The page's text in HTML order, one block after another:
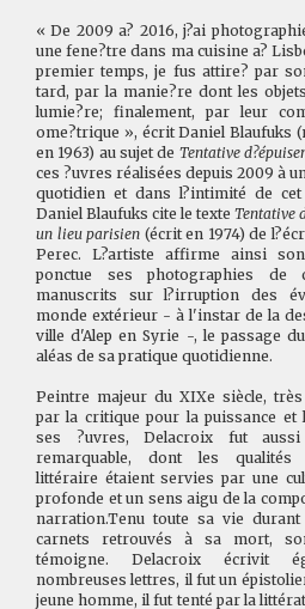
« De 2009 a? 2016, j?ai
une fene?tre dans ma cuisine a?
premier temps, je fus attire? par
tard, par la manie?re dont les
lumie?re; finalement, par leur
ome?trique », écrit Daniel Blaufuks
en 1963) au sujet de Tentative
ces ?uvres réalisées depuis 2009 à
quotidien et dans l?intimité de cet
Daniel Blaufuks cite le texteTentative
un lieu parisien (écrit en 1974) de
Perec. L?artiste affirme ainsi
ponctue ses photographies de
manuscrits sur l?irruption des
monde extérieur - à l'instar de la
ville d'Alep en Syrie -, le passage
aléas de sa pratique quotidienne.
Peintre majeur du XIXe siècle,
par la critique pour la puissance et
ses ?uvres, Delacroix fut
remarquable, dont les qualités
littéraire étaient servies par une
profonde et un sens aigu de la
narration.Tenu toute sa vie
carnets retrouvés à sa mort,
témoigne. Delacroix écrivit
nombreuses lettres, il fut un
jeune homme, il fut tenté par la